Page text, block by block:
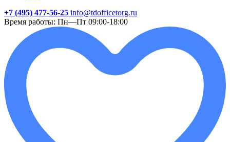
+7 (495) 477-56-25 info@tdofficetorg.ru
Время работы: Пн—Пт 09:00-18:00